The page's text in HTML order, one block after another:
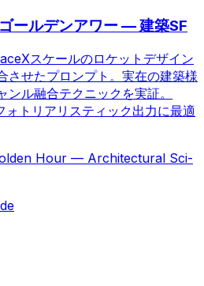
ールデンアワー — 建築SF
スケールのロケットデザイン
させたプロンプト。実在の建築様
ル融合テクニックを実証。
トリアリスティック出力に最適